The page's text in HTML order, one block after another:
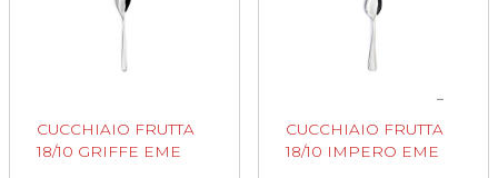
CUCCHIAIO FRUTTA
18/10 GRIFFE EME
CUCCHIAIO FRUTTA
18/10 IMPERO EME